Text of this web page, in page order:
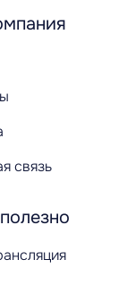
связь